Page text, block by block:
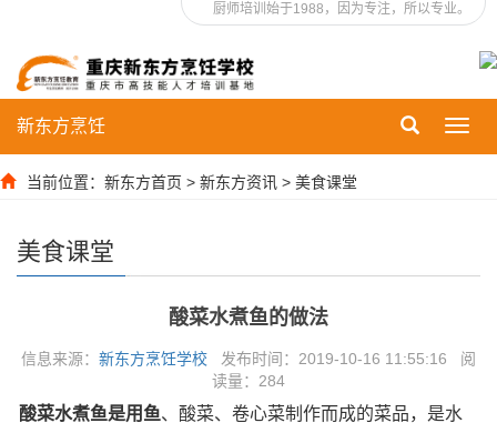
厨师培训始于1988，因为专注，所以专业。
新东方烹饪
当前位置： 新东方首页 > 新东方资讯 > 美食课堂
美食课堂
酸菜水煮鱼的做法
信息来源： 新东方烹饪学校 发布时间：2019-10-16 11:55:16 阅
读量： 284
酸菜水煮鱼是用鱼、酸菜、卷心菜制作而成的菜品，是水